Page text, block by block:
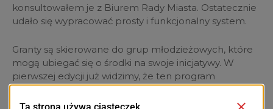
konsultowałem je z Biurem Rady Miasta. Ostatecznie
udało się wypracować prosty i funkcjonalny system.
Granty są skierowane do grup młodzieżowych, które
mogą ubiegać się o środki na swoje inicjatywy. W
pierwszej edycji już widzimy, że ten program
naprawdę działa. Młodzież wykorzystuje te pieniądze
na różnorodne projekty – od wydarzeń kulturalnych